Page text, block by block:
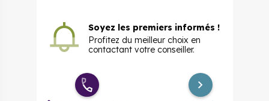
Soyez les premiers informés !
Profitez du meilleur choix en
contactant votre conseiller.